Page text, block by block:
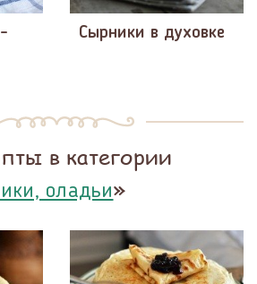
Сырники в духовке
в категории
оладьи»